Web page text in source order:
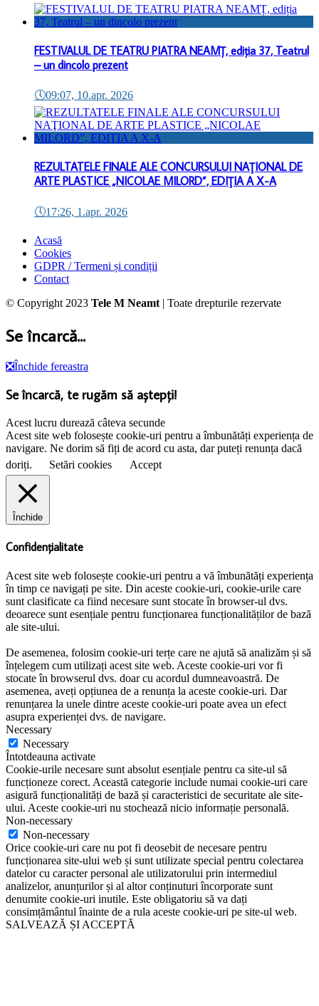
FESTIVALUL DE TEATRU PIATRA NEAMȚ, ediția 37, Teatrul
– un dincolo prezent
🕔09:07, 10.apr. 2026
REZULTATELE FINALE ALE CONCURSULUI NAŢIONAL DE
ARTE PLASTICE „NICOLAE MILORD”, EDIŢIA A X-A
🕔17:26, 1.apr. 2026
Acasă
Cookies
GDPR / Termeni și condiții
Contact
© Copyright 2023 Tele M Neamt | Toate drepturile rezervate
Se încarcă...
❎Închide fereastra
Se încarcă, te rugăm să aștepți!
Acest lucru durează câteva secunde
Acest site web folosește cookie-uri pentru a îmbunătăți experiența de
navigare. Ne dorim să fiți de acord cu asta, dar puteți renunța dacă
doriți.
Setări cookies Accept
Închide
Confidențialitate
Acest site web folosește cookie-uri pentru a vă îmbunătăți experiența
în timp ce navigați pe site. Din aceste cookie-uri, cookie-urile care
sunt clasificate ca fiind necesare sunt stocate în browser-ul dvs.
deoarece sunt esențiale pentru funcționarea funcționalităților de bază
ale site-ului.
De asemenea, folosim cookie-uri terțe care ne ajută să analizăm și să
înțelegem cum utilizați acest site web. Aceste cookie-uri vor fi
stocate în browserul dvs. doar cu acordul dumneavoastră. De
asemenea, aveți opțiunea de a renunța la aceste cookie-uri. Dar
renunțarea la unele dintre aceste cookie-uri poate avea un efect
asupra experienței dvs. de navigare.
Necessary
Necessary
Întotdeauna activate
Cookie-urile necesare sunt absolut esențiale pentru ca site-ul să
funcționeze corect. Această categorie include numai cookie-uri care
asigură funcționalități de bază și caracteristici de securitate ale site-
ului. Aceste cookie-uri nu stochează nicio informație personală.
Non-necessary
Non-necessary
Orice cookie-uri care nu pot fi deosebit de necesare pentru
funcționarea site-ului web și sunt utilizate special pentru colectarea
datelor cu caracter personal ale utilizatorului prin intermediul
analizelor, anunțurilor și al altor conținuturi încorporate sunt
denumite cookie-uri inutile. Este obligatoriu să va dați
consimțământul înainte de a rula aceste cookie-uri pe site-ul web.
SALVEAZĂ ȘI ACCEPTĂ